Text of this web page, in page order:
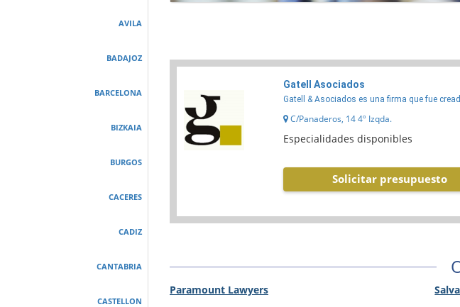
AVILA
BADAJOZ
BARCELONA
BIZKAIA
BURGOS
CACERES
CADIZ
CANTABRIA
CASTELLON
Gatell Asociados
Gatell & Asociados es una firma que fue
C/Panaderos, 14 4º Izqda.
Especialidades disponibles
Solicitar presupuesto
Paramount Lawyers